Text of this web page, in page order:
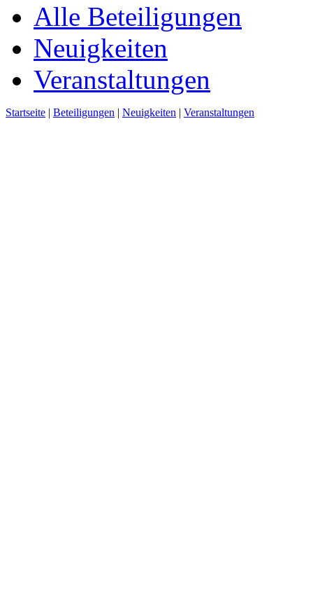
Alle Beteiligungen
Neuigkeiten
Veranstaltungen
Startseite | Beteiligungen | Neuigkeiten | Veranstaltungen